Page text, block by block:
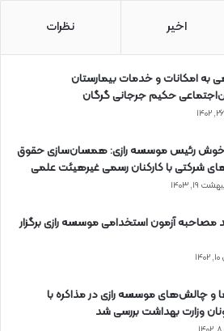
اخیر نظرات
به امکانات و خدمات بیمارستان
حکیم جرجانی گرگان
رئیس موسسه رازی: همسان‌سازی حقوق
شرکتی با کارکنان رسمی غیرهیئت علمی
۱۹, ۱۴۰۳
مصاحبه آزمون استخدامی موسسه رازی برگزار
و چالش‌های موسسه رازی در مذاکره با
وزارت بهداشت بررسی شد